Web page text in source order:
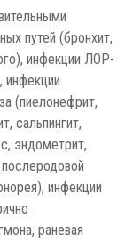
путей (бронхит,
инфекции ЛОР-
инфекции
(пиелонефрит,
сальпингит,
эндометрит,
послеродовой
инфекции
раневая